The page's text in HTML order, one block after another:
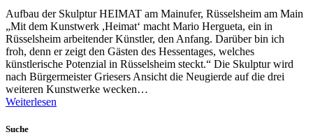
Aufbau der Skulptur HEIMAT am Mainufer, Rüsselsheim am Main
„Mit dem Kunstwerk ,Heimat‘ macht Mario Hergueta, ein in
Rüsselsheim arbeitender Künstler, den Anfang. Darüber bin ich
froh, denn er zeigt den Gästen des Hessentages, welches
künstlerische Potenzial in Rüsselsheim steckt.“ Die Skulptur wird
nach Bürgermeister Griesers Ansicht die Neugierde auf die drei
weiteren Kunstwerke wecken…
Weiterlesen
Suche